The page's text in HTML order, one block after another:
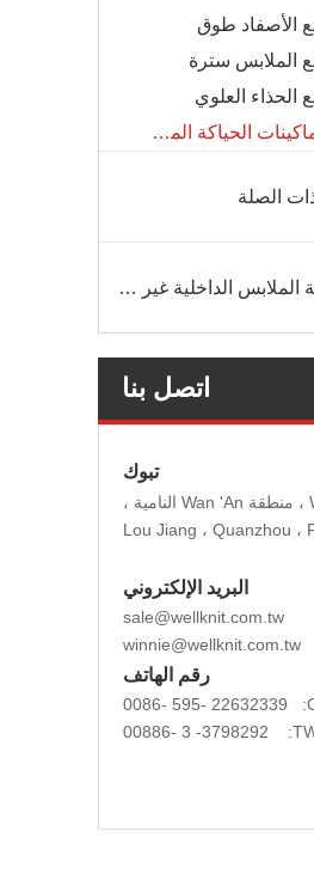
الأصفاد طوق
الملابس سترة
العلوي
قطع غيار ماكينات الحياكة المسطحة
الصلة
آلة الحياكة الملابس الداخلية غير الملحومة
اتصل بنا
تبوك
مبنى Wellknit ، منطقة Wan 'An النامية ،
البريد الإلكتروني
sale@wellknit.com.tw
winnie@wellknit.com.tw
رقم الهاتف
22632339 -595 -0086
3798292- 3 -00886